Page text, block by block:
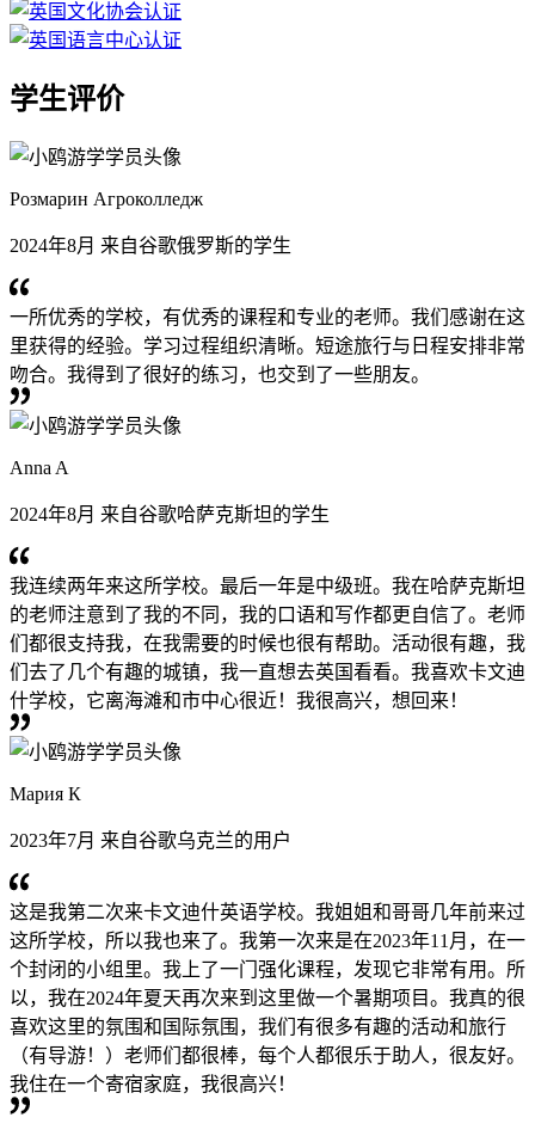
学生评价
Розмарин Агроколледж
2024年8月 来自谷歌俄罗斯的学生
一所优秀的学校，有优秀的课程和专业的老师。我们感谢在这
里获得的经验。学习过程组织清晰。短途旅行与日程安排非常
吻合。我得到了很好的练习，也交到了一些朋友。
Anna A
2024年8月 来自谷歌哈萨克斯坦的学生
我连续两年来这所学校。最后一年是中级班。我在哈萨克斯坦
的老师注意到了我的不同，我的口语和写作都更自信了。老师
们都很支持我，在我需要的时候也很有帮助。活动很有趣，我
们去了几个有趣的城镇，我一直想去英国看看。我喜欢卡文迪
什学校，它离海滩和市中心很近！我很高兴，想回来！
Мария К
2023年7月 来自谷歌乌克兰的用户
这是我第二次来卡文迪什英语学校。我姐姐和哥哥几年前来过
这所学校，所以我也来了。我第一次来是在2023年11月，在一
个封闭的小组里。我上了一门强化课程，发现它非常有用。所
以，我在2024年夏天再次来到这里做一个暑期项目。我真的很
喜欢这里的氛围和国际氛围，我们有很多有趣的活动和旅行
（有导游！）老师们都很棒，每个人都很乐于助人，很友好。
我住在一个寄宿家庭，我很高兴！